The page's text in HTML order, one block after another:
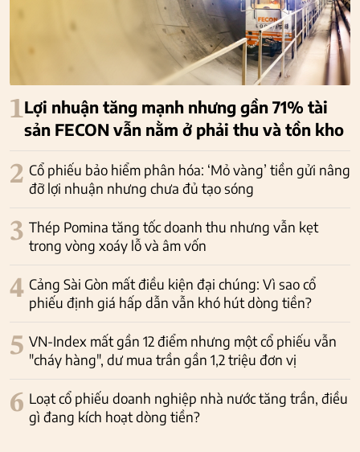
1Lợi nhuận tăng mạnh nhưng gần 71% tài
sản FECON vẫn nằm ở phải thu và tồn kho
2 Cổ phiếu bảo hiểm phân hóa: ‘Mỏ vàng’ tiền gửi nâng
đỡ lợi nhuận nhưng chưa đủ tạo sóng
3 Thép Pomina tăng tốc doanh thu nhưng vẫn kẹt
trong vòng xoáy lỗ và âm vốn
4 Cảng Sài Gòn mất điều kiện đại chúng: Vì sao cổ
phiếu định giá hấp dẫn vẫn khó hút dòng tiền?
5 VN-Index mất gần 12 điểm nhưng một cổ phiếu vẫn
"cháy hàng", dư mua trần gần 1,2 triệu đơn vị
6 Loạt cổ phiếu doanh nghiệp nhà nước tăng trần, điều
gì đang kích hoạt dòng tiền?